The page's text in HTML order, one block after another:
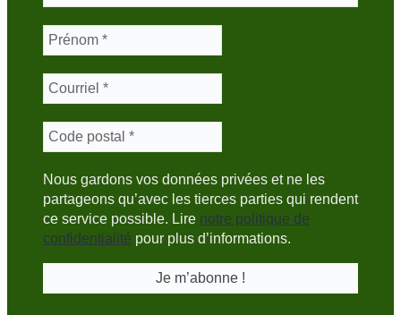
Nous gardons vos données privées et ne les
partageons qu’avec les tierces parties qui rendent
ce service possible. Lire notre politique de
confidentialité pour plus d’informations.